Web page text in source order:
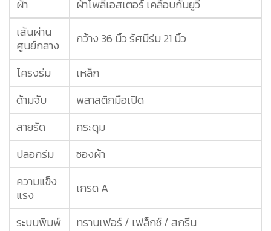
ผ้า
ผ้าโพลีเอสเตอร์ เคลือบกันยูวี
เส้นผ่าน
ศูนย์กลาง
กว้าง 36 นิ้ว รัศมีร่ม 21 นิ้ว
โครงร่ม
เหล็ก
ด้ามจับ
พลาสติกมือเปิด
สายรัด
กระดุม
ปลอกร่ม
ซองผ้า
ความแข็ง
แรง
เกรด A
ระบบพิมพ์
ทรานเฟอร์ / เฟล็กซ์ / สกรีน